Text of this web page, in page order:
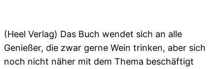
(Heel Verlag) Das Buch wendet sich an alle
Genießer, die zwar gerne Wein trinken, aber sich
noch nicht näher mit dem Thema beschäftigt